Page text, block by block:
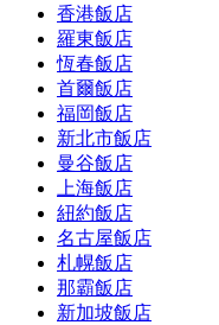
香港飯店
羅東飯店
恆春飯店
首爾飯店
福岡飯店
新北市飯店
曼谷飯店
上海飯店
紐約飯店
名古屋飯店
札幌飯店
那霸飯店
新加坡飯店